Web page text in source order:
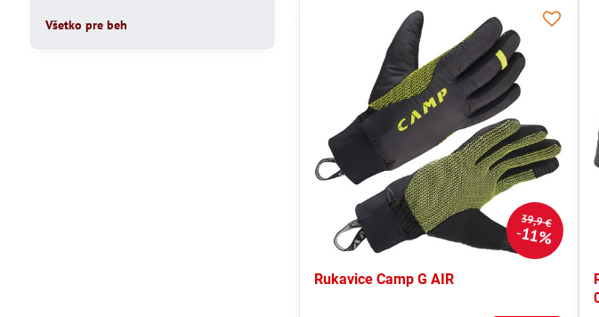
39,9 €
11%
Rukavice Camp G AIR
Všetko pre beh